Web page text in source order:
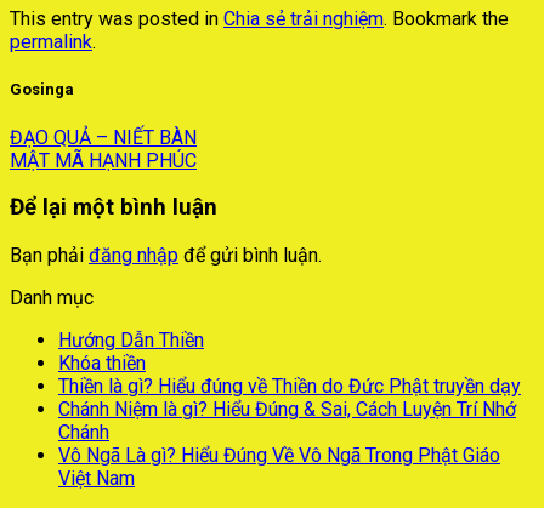
This entry was posted in Chia sẻ trải nghiệm. Bookmark the
permalink.
Gosinga
ĐẠO QUẢ – NIẾT BÀN
MẬT MÃ HẠNH PHÚC
Để lại một bình luận
Bạn phải đăng nhập để gửi bình luận.
Danh mục
Hướng Dẫn Thiền
Khóa thiền
Thiền là gì? Hiểu đúng về Thiền do Đức Phật truyền dạy
Chánh Niệm là gì? Hiểu Đúng & Sai, Cách Luyện Trí Nhớ
Chánh
Vô Ngã Là gì? Hiểu Đúng Về Vô Ngã Trong Phật Giáo
Việt Nam